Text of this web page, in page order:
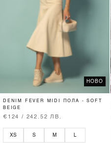
НОВО
DENIM FEVER MIDI ПОЛА - SOFT
BEIGE
€124 / 242.52 ЛВ.
XS S M